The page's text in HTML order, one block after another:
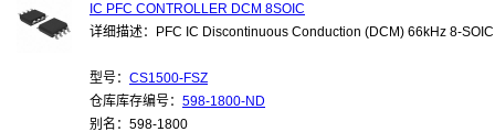
IC PFC CONTROLLER DCM 8SOIC
详细描述：PFC IC Discontinuous Conduction (DCM) 66kHz 8-SOIC
型号： CS1500-FSZ
仓库库存编号： 598-1800-ND
别名：598-1800